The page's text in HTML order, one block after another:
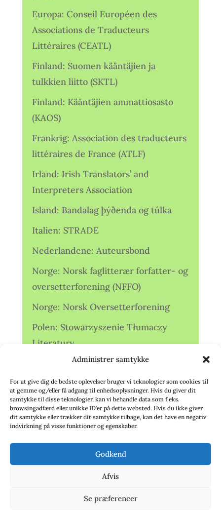
Administrer samtykke
For at give dig de bedste oplevelser bruger vi teknologier som cookies til
at gemme og/eller få adgang til enhedsoplysninger. Hvis du giver dit
samtykke til disse teknologier, kan vi behandle data som f.eks.
browsingadfærd eller unikke ID'er på dette websted. Hvis du ikke giver
dit samtykke eller trækker dit samtykke tilbage, kan det have en negativ
indvirkning på visse funktioner og egenskaber.
Godkend
Afvis
Se præferencer
Europa: Conseil Européen des
Associations de Traducteurs
Littéraires (CEATL)
Finland: Suomen kääntäjien ja
tulkkien liitto (SKTL)
Finland: Kääntäjien ammattiosasto
(KAOS)
Frankrig: Association des traducteurs
littéraires de France (ATLF)
Irland: Irish Translators’ and
Interpreters Association
Island: Bandalag þýðenda og túlka
Italien: STRADE
Nederlandene: Auteursbond
Norge: Norsk faglitterær forfatter- og
oversetterforening (NFFO)
Norge: Norsk Oversetterforening
Polen: Stowarzyszenie Tłumaczy
Literatury
Storbritannien: Translators
Association (TA)
Sverige: Översättarsektionen (Ö.)
Sverige: Översättarcentrum (ÖC)
deutschsprachiger Übersetzer (VdÜ)
© 2020 - Babelfisken